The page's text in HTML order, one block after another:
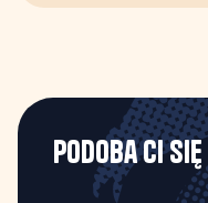
Podoba Ci